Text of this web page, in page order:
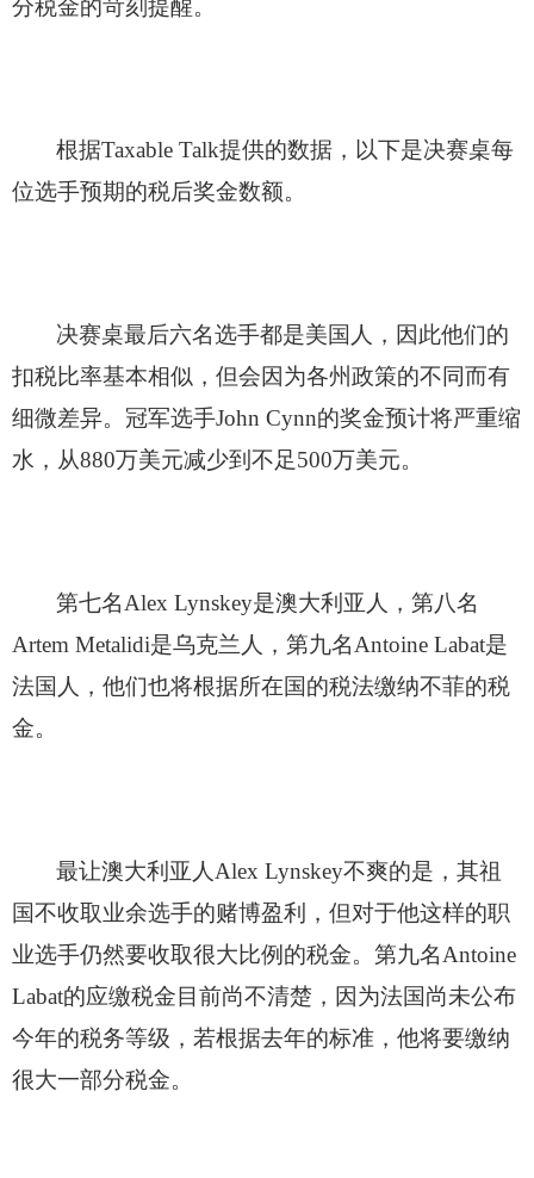
分税金的苛刻提醒。
根据Taxable Talk提供的数据，以下是决赛桌每
位选手预期的税后奖金数额。
决赛桌最后六名选手都是美国人，因此他们的
扣税比率基本相似，但会因为各州政策的不同而有
细微差异。冠军选手John Cynn的奖金预计将严重缩
水，从880万美元减少到不足500万美元。
第七名Alex Lynskey是澳大利亚人，第八名
Artem Metalidi是乌克兰人，第九名Antoine Labat是
法国人，他们也将根据所在国的税法缴纳不菲的税
金。
最让澳大利亚人Alex Lynskey不爽的是，其祖
国不收取业余选手的赌博盈利，但对于他这样的职
业选手仍然要收取很大比例的税金。第九名Antoine
Labat的应缴税金目前尚不清楚，因为法国尚未公布
今年的税务等级，若根据去年的标准，他将要缴纳
很大一部分税金。